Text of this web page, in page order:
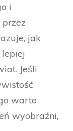
i
jak
Jeśli
warto
wyobraźni,